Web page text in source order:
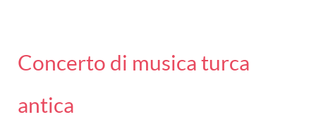
Concerto di musica turca
antica